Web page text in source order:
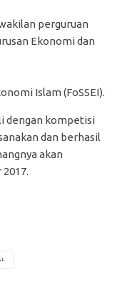
perguruan
Ekonomi dan
Islam (FoSSEI).
dengan kompetisi
dan berhasil
akan